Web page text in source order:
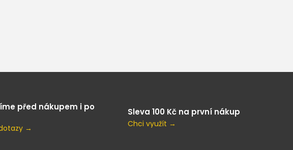
před nákupem i po
→
Sleva 100 Kč na první nákup
Chci využít →